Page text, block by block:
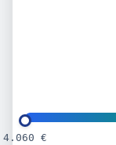
4.060 €